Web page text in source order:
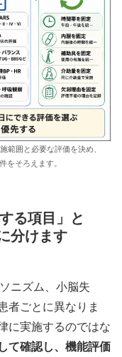
範囲と必要な評価を決め、
そろえます。
る項目」と
分けます
ニズム、小脳失
者ごとに異なりま
に実施するのではな
て確認し、機能評価